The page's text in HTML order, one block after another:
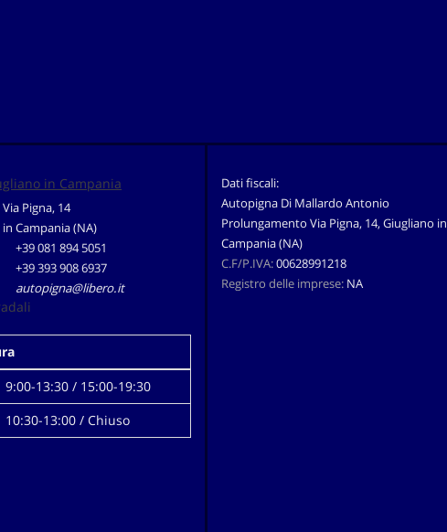
in Campania
Pigna, 14
in Campania (NA)
+39 081 894 5051
+39 393 908 6937
autopigna@libero.it
9:00-13:30 / 15:00-19:30
10:30-13:00 / Chiuso
Dati fiscali:
Autopigna Di Mallardo Antonio
Prolungamento Via Pigna, 14, Giugliano in
Campania (NA)
C.F/P.IVA:00628991218
Registro delle imprese: NA